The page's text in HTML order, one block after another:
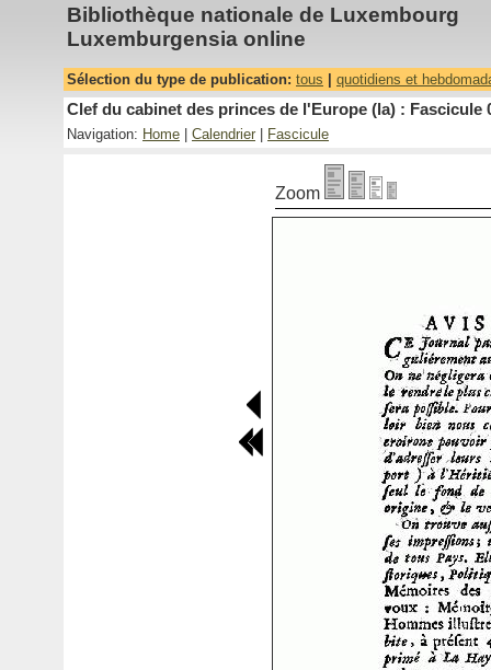
Bibliothèque nationale de Luxembourg
Luxemburgensia online
Sélection du type de publication: tous quotidiens et
Clef du cabinet des princes de l'Europe (la) : Fascicule
Navigation: Home Calendrier Fascicule
Zoom